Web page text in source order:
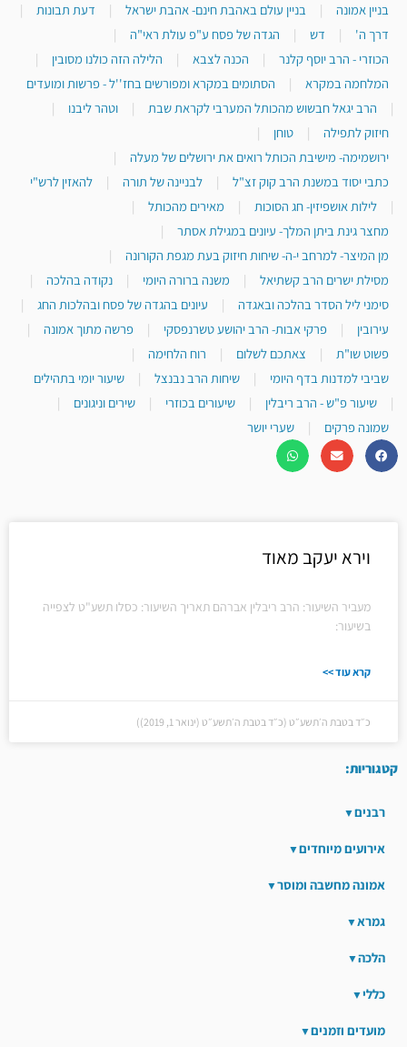
בניין אמונה
| בניין עולם באהבת חינם- אהבת ישראל | דעת תבונות
|
דרך ה'
| דש | הגדה של פסח ע"פ עולת ראי"ה
|
הכוזרי - הרב יוסף קלנר
| הכנה לצבא | הלילה הזה כולנו מסובין
|
המלחמה במקרא
|
הסתומים במקרא ומפורשים בחז''ל - פרשות ומועדים
|
הרב יגאל חבשוש מהכותל המערבי לקראת שבת | וטהר ליבנו
|
חיזוק לתפילה
| טוחן
|
ירושמימה- מישיבת הכותל רואים את ירושלים של מעלה
|
כתבי יסוד במשנת הרב קוק זצ"ל
| לבניינה של תורה |
להאזין לרש"י
|
לילות אושפיזין- חג הסוכות | מאירים מהכותל
|
מחצר גינת ביתן המלך- עיונים במגילת אסתר
|
מן המיצר- למרחב י-ה- שיחות חיזוק בעת מגפת הקורונה
|
מסילת ישרים הרב קשתיאל
| משנה ברורה היומי | נקודה בהלכה
|
סימני ליל הסדר בהלכה ובאגדה
| עיונים בהגדה של פסח ובהלכות החג
|
עירובין
| פרקי אבות- הרב יהושע טשרנפסקי | פרשה מתוך אמונה
|
פשוט שו"ת
| צאתכם לשלום | רוח הלחימה
|
שביבי למדנות בדף היומי
| שיחות הרב נבנצל |
שיעור יומי בתהילים
|
שיעור פ"ש - הרב ריבלין | שיעורים בכוזרי | שירים וניגונים
|
שמונה פרקים
| שערי יושר
וירא יעקב מאוד
מעביר השיעור: הרב ריבלין אברהם תאריך השיעור: כסלו תשע"ט לצפייה
בשיעור:
קרא עוד >>
כ״ד בטבת ה׳תשע״ט (כ״ד בטבת ה׳תשע״ט (ינואר 1, 2019))
קטגוריות:
רבנים
אירועים מיוחדים
אמונה מחשבה ומוסר
גמרא
הלכה
כללי
מועדים וזמנים